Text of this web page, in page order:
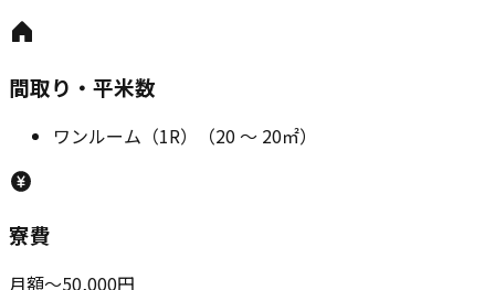
間取り・平米数
ワンルーム（1R） （20～ 20㎡）
寮費
月額〜50,000円